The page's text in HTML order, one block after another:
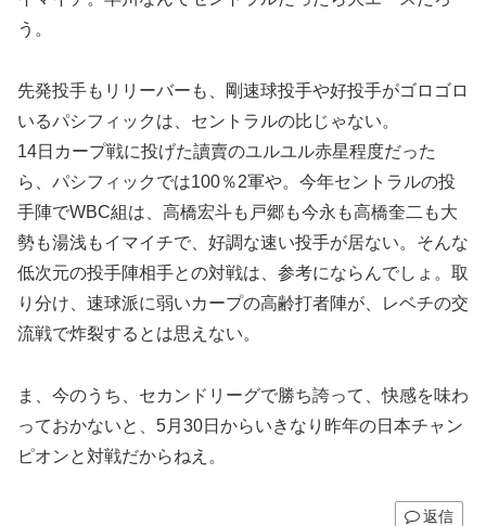
う。
先発投手もリリーバーも、剛速球投手や好投手がゴロゴロ
いるパシフィックは、セントラルの比じゃない。
14日カープ戦に投げた讀賣のユルユル赤星程度だった
ら、パシフィックでは100％2軍や。今年セントラルの投
手陣でWBC組は、高橋宏斗も戸郷も今永も高橋奎二も大
勢も湯浅もイマイチで、好調な速い投手が居ない。そんな
低次元の投手陣相手との対戦は、参考にならんでしょ。取
り分け、速球派に弱いカープの高齢打者陣が、レベチの交
流戦で炸裂するとは思えない。
ま、今のうち、セカンドリーグで勝ち誇って、快感を味わ
っておかないと、5月30日からいきなり昨年の日本チャン
ピオンと対戦だからねえ。
返信